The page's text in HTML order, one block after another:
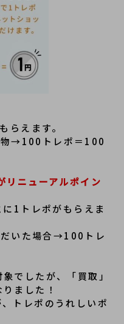
らえます。
→100トレポ＝100
リニューアルポイン
1トレポがもらえま
いた場合→100トレ
でしたが、「買取」
ました！
トレポのうれしいポ